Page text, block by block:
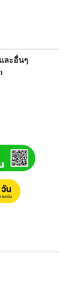
ละอื่นๆ